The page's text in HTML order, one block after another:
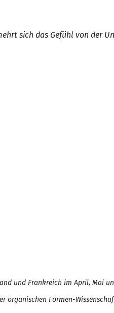
sich das Gefühl von der
und Frankreich im April, Mai
organischen Formen-